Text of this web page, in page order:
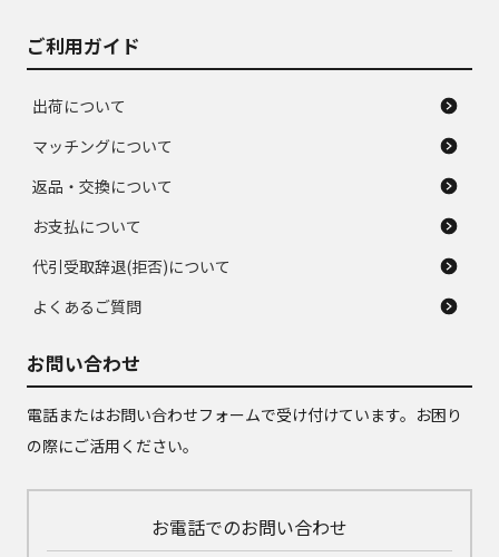
ご利用ガイド
出荷について
マッチングについて
返品・交換について
お支払について
代引受取辞退(拒否)について
よくあるご質問
お問い合わせ
電話またはお問い合わせフォームで受け付けています。お困り
の際にご活用ください。
お電話でのお問い合わせ